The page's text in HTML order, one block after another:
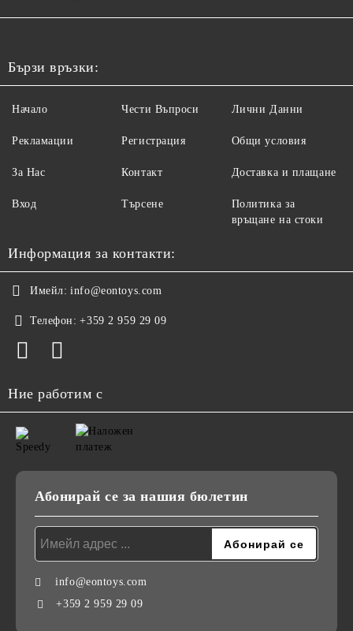
Бързи връзки:
Начало
Рекламации
За Нас
Вход
Чести Въпроси
Регистрация
Контакт
Търсене
Лични Данни
Общи условия
Доставка и плащане
Политика за
връщане на стоки
Информация за контакти:
Имейл: info@eontoys.com
Телефон: +359 2 959 29 09
Ние работим с
Абонирай се за нашия бюлетин
info@eontoys.com
+359 2 959 29 09